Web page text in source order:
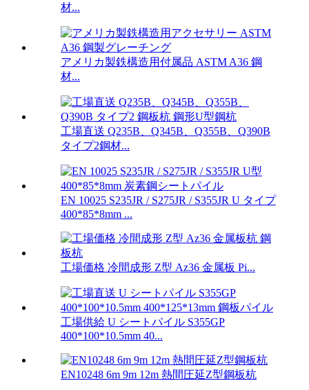
材...
アメリカ製鉄構造用付属品 ASTM A36 鋼
材...
工場直送 Q235B、Q345B、Q355B、Q390B
タイプ2鋼材...
EN 10025 S235JR / S275JR / S355JR U タイプ
400*85*8mm ...
工場価格 冷間成形 Z型 Az36 金属板 Pi...
工場供給 U シートパイル S355GP
400*100*10.5mm 40...
EN10248 6m 9m 12m 熱間圧延Z型鋼板杭